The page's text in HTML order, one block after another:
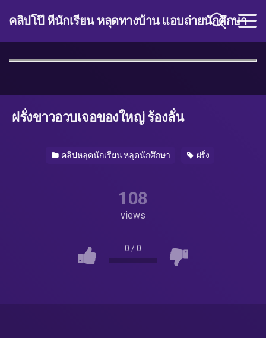
คลิปโป๊ หีนักเรียน หลุดทางบ้าน แอบถ่ายนักศึกษา
ฝรั่งขาวอวบเจอของใหญ่ ร้องลั่น
คลิปหลุดนักเรียน หลุดนักศึกษา ฝรั่ง
108
views
0 /0